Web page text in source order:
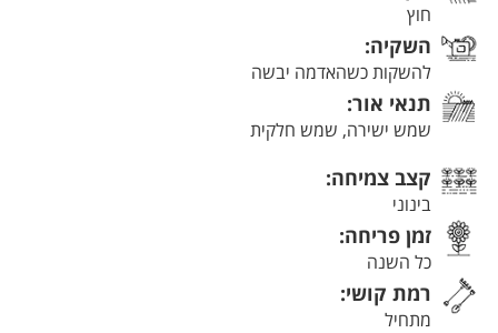
חוץ
השקיה:
להשקות כשהאדמה יבשה
תנאי אור:
שמש ישירה, שמש חלקית
קצב צמיחה:
בינוני
זמן פריחה:
כל השנה
רמת קושי:
מתחיל